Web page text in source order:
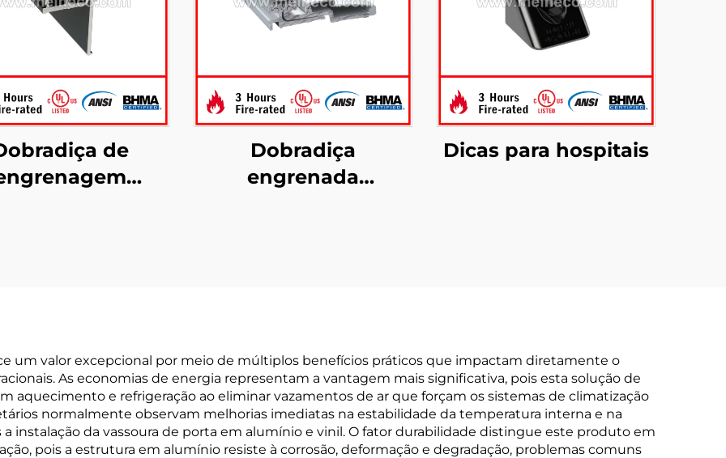
de
Dobradiça
engrenada
Dicas para hospitais
um valor excepcional por meio de múltiplos benefícios práticos que impactam diretamente o
As economias de energia representam a vantagem mais significativa, pois esta solução de
aquecimento e refrigeração ao eliminar vazamentos de ar que forçam os sistemas de climatização
normalmente observam melhorias imediatas na estabilidade da temperatura interna e na
instalação da vassoura de porta em alumínio e vinil. O fator durabilidade distingue este produto em
pois a estrutura em alumínio resiste à corrosão, deformação e degradação, problemas comuns